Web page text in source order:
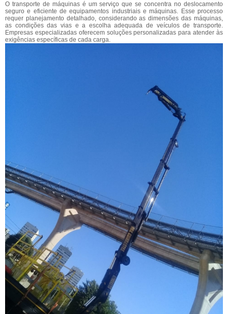
O transporte de máquinas é um serviço que se concentra no deslocamento
seguro e eficiente de equipamentos industriais e máquinas. Esse processo
requer planejamento detalhado, considerando as dimensões das máquinas,
as condições das vias e a escolha adequada de veículos de transporte.
Empresas especializadas oferecem soluções personalizadas para atender às
exigências específicas de cada carga.